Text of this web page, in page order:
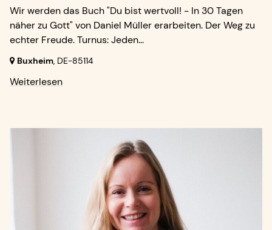
Wir werden das Buch "Du bist wertvoll! - In 30 Tagen
näher zu Gott" von Daniel Müller erarbeiten. Der Weg zu
echter Freude. Turnus: Jeden...
Buxheim, DE-85114
Weiterlesen